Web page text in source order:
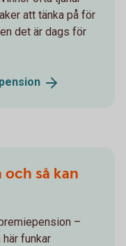
att tänka på för
det är dags för
pension
och så kan
–
funkar